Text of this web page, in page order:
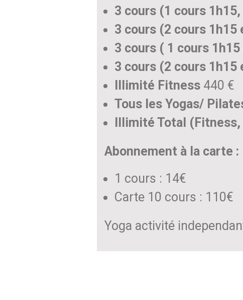
3 cours (1 cours
3 cours (2 cours 1h15
3 cours ( 1 cours
3 cours (2 cours 1h15
Illimité Fitness 440 €
Tous les Yogas/
Illimité Total (Fitness,
Abonnement à la carte :
1 cours : 14€
Carte 10 cours : 110€
Yoga activité